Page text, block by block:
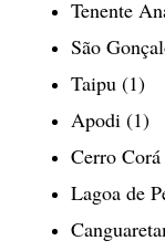
Tenente
São
Taipu (1)
Apodi (1)
Cerro
Lagoa de